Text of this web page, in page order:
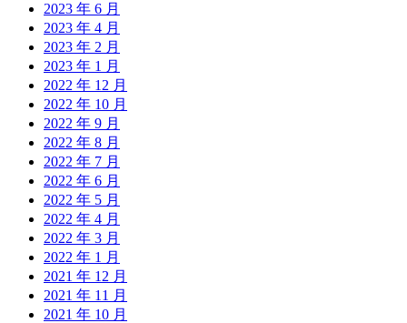
2023 年 6 月
2023 年 4 月
2023 年 2 月
2023 年 1 月
2022 年 12 月
2022 年 10 月
2022 年 9 月
2022 年 8 月
2022 年 7 月
2022 年 6 月
2022 年 5 月
2022 年 4 月
2022 年 3 月
2022 年 1 月
2021 年 12 月
2021 年 11 月
2021 年 10 月